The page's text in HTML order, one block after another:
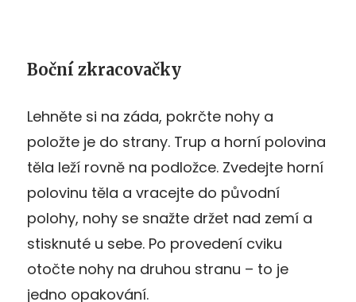
Boční zkracovačky
Lehněte si na záda, pokrčte nohy a
položte je do strany. Trup a horní polovina
těla leží rovně na podložce. Zvedejte horní
polovinu těla a vracejte do původní
polohy, nohy se snažte držet nad zemí a
stisknuté u sebe. Po provedení cviku
otočte nohy na druhou stranu – to je
jedno opakování.